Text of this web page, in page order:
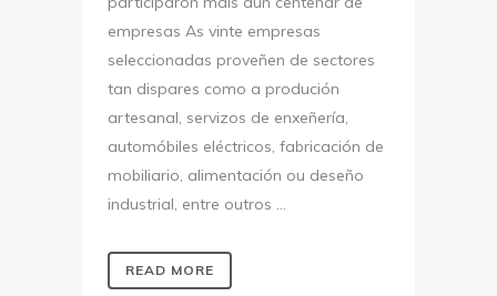
empresas As vinte empresas
seleccionadas proveñen de sectores
tan dispares como a produción
artesanal, servizos de enxeñería,
automóbiles eléctricos, fabricación de
mobiliario, alimentación ou deseño
industrial, entre outros ...
READ MORE